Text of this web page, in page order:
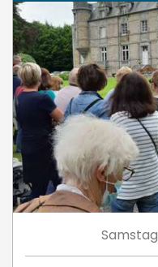
Samstag